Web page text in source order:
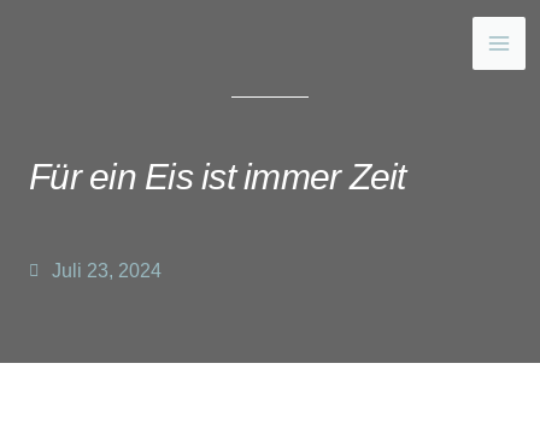
Für ein Eis ist immer Zeit
Juli 23, 2024